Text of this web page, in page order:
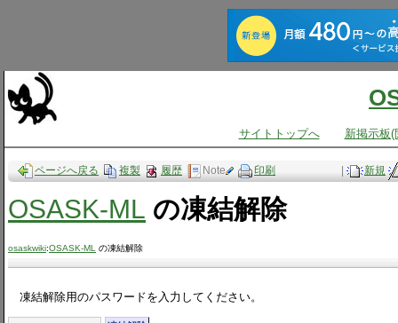
サイトトップへ 新掲示板(
| 新規
ページへ戻る 複製 履歴 Note 印刷
OSASK-ML の凍結解除
osaskwiki:OSASK-ML の凍結解除
凍結解除用のパスワードを入力してください。